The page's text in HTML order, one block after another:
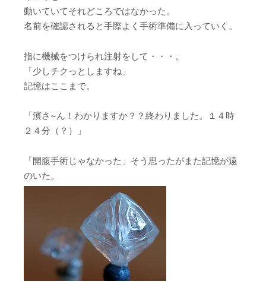
動いていてそれどころではなかった。
名前を確認されると手際よく手術準備に入っていく。
指に機械をつけられ注射をして・・・。
「少しチクっとしますね」
記憶はここまで。
「濱さ~ん！わかりますか？？終わりました。１４時
２４分（？）」
「開腹手術じゃなかった」そう思ったがまた記憶が遠
のいた。